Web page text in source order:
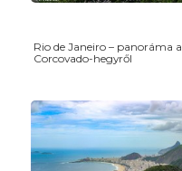
Rio de Janeiro – panoráma a
Corcovado-hegyről